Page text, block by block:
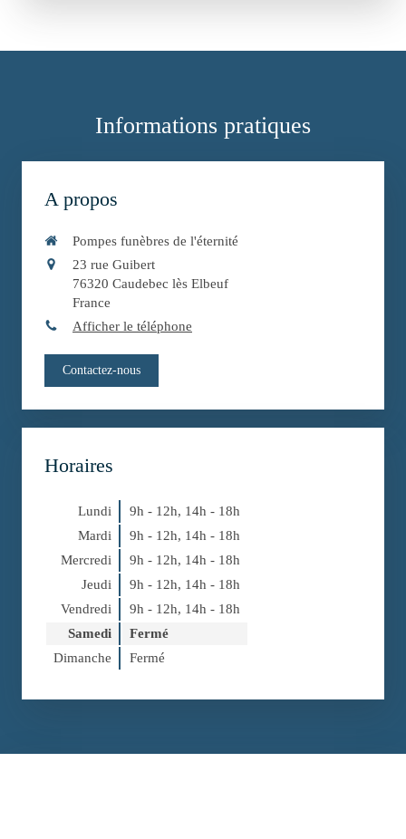
Informations pratiques
A propos
Pompes funèbres de l'éternité
23 rue Guibert
76320 Caudebec lès Elbeuf
France
Afficher le téléphone
Contactez-nous
Horaires
Lundi 9h - 12h, 14h - 18h
Mardi
9h - 12h, 14h - 18h
Mercredi
9h - 12h, 14h - 18h
Jeudi
9h - 12h, 14h - 18h
Vendredi
9h - 12h, 14h - 18h
Samedi
Fermé
Dimanche
Fermé